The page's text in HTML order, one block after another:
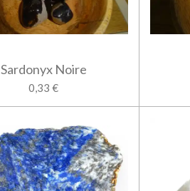
Sardonyx Noire
0,33 €